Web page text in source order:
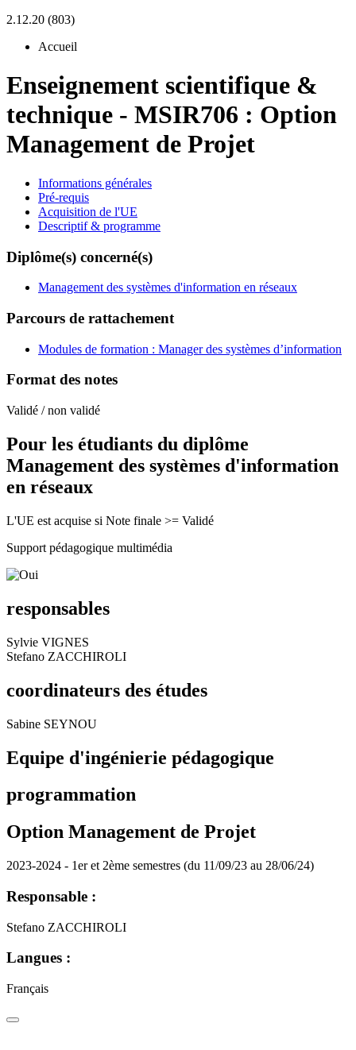
2.12.20 (803)
Accueil
Enseignement scientifique &
technique - MSIR706 : Option
Management de Projet
Informations générales
Pré-requis
Acquisition de l'UE
Descriptif & programme
Diplôme(s) concerné(s)
Management des systèmes d'information en réseaux
Parcours de rattachement
Modules de formation : Manager des systèmes d’information
Format des notes
Validé / non validé
Pour les étudiants du diplôme
Management des systèmes d'information
en réseaux
L'UE est acquise si Note finale >= Validé
Support pédagogique multimédia
responsables
Sylvie VIGNES
Stefano ZACCHIROLI
coordinateurs des études
Sabine SEYNOU
Equipe d'ingénierie pédagogique
programmation
Option Management de Projet
2023-2024 - 1er et 2ème semestres (du 11/09/23 au 28/06/24)
Responsable :
Stefano ZACCHIROLI
Langues :
Français